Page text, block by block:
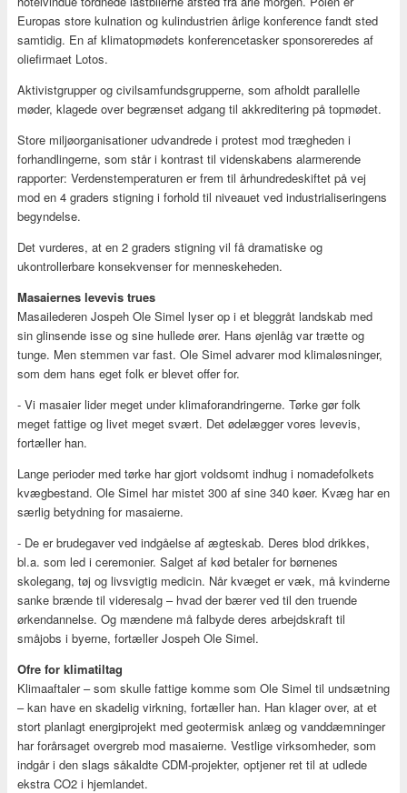
Europas store kulnation og kulindustrien årlige konference fandt sted
samtidig. En af klimatopmødets konferencetasker sponsoreredes af
oliefirmaet Lotos.
Aktivistgrupper og civilsamfundsgrupperne, som afholdt parallelle
møder, klagede over begrænset adgang til akkreditering på topmødet.
Store miljøorganisationer udvandrede i protest mod trægheden i
forhandlingerne, som står i kontrast til videnskabens alarmerende
rapporter: Verdenstemperaturen er frem til århundredeskiftet på vej
mod en 4 graders stigning i forhold til niveauet ved industrialiseringens
begyndelse.
Det vurderes, at en 2 graders stigning vil få dramatiske og
ukontrollerbare konsekvenser for menneskeheden.
Masaiernes levevis trues
Masailederen Jospeh Ole Simel lyser op i et bleggråt landskab med
sin glinsende isse og sine hullede ører. Hans øjenlåg var trætte og
tunge. Men stemmen var fast. Ole Simel advarer mod klimaløsninger,
som dem hans eget folk er blevet offer for.
- Vi masaier lider meget under klimaforandringerne. Tørke gør folk
meget fattige og livet meget svært. Det ødelægger vores levevis,
fortæller han.
Lange perioder med tørke har gjort voldsomt indhug i nomadefolkets
kvægbestand. Ole Simel har mistet 300 af sine 340 køer. Kvæg har en
særlig betydning for masaierne.
- De er brudegaver ved indgåelse af ægteskab. Deres blod drikkes,
bl.a. som led i ceremonier. Salget af kød betaler for børnenes
skolegang, tøj og livsvigtig medicin. Når kvæget er væk, må kvinderne
sanke brænde til videresalg – hvad der bærer ved til den truende
ørkendannelse. Og mændene må falbyde deres arbejdskraft til
småjobs i byerne, fortæller Jospeh Ole Simel.
Ofre for klimatiltag
Klimaaftaler – som skulle fattige komme som Ole Simel til undsætning
– kan have en skadelig virkning, fortæller han. Han klager over, at et
stort planlagt energiprojekt med geotermisk anlæg og vanddæmninger
har forårsaget overgreb mod masaierne. Vestlige virksomheder, som
indgår i den slags såkaldte CDM-projekter, optjener ret til at udlede
ekstra CO2 i hjemlandet.